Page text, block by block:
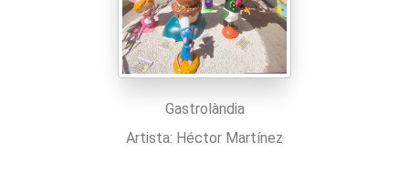
Gastrolàndia
Artista: Héctor Martínez